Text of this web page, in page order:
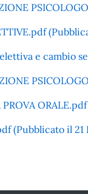
e cambio
(Pubblicato il